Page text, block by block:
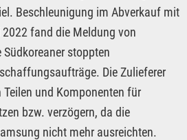
Beschleunigung im Abverkauf mit
fand die Meldung von
stoppten
Die Zulieferer
und Komponenten für
bzw. verzögern, da die
nicht mehr ausreichten.